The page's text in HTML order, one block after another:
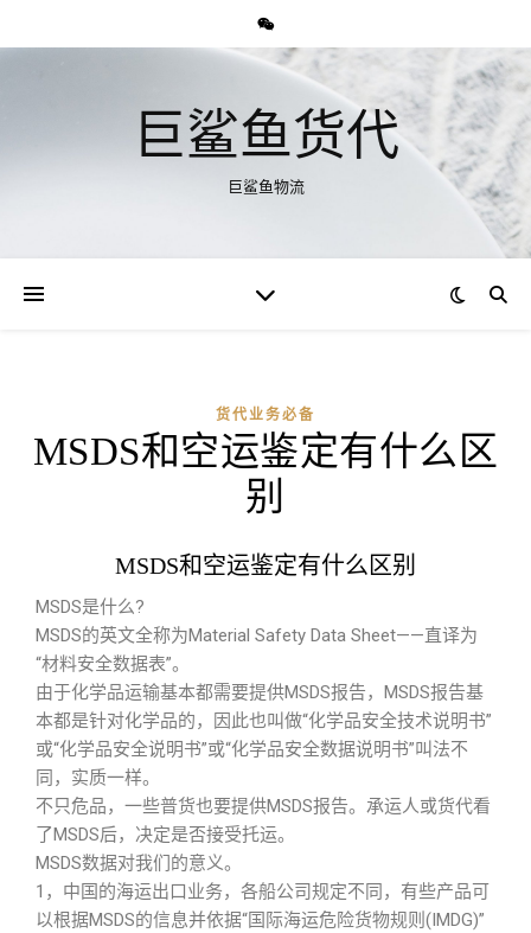
巨鲨鱼货代
巨鲨鱼物流
货代业务必备
MSDS和空运鉴定有什么区
别
MSDS和空运鉴定有什么区别
MSDS是什么?
MSDS的英文全称为Material Safety Data Sheet——直译为
“材料安全数据表”。
由于化学品运输基本都需要提供MSDS报告，MSDS报告基
本都是针对化学品的，因此也叫做“化学品安全技术说明书”
或“化学品安全说明书”或“化学品安全数据说明书”叫法不
同，实质一样。
不只危品，一些普货也要提供MSDS报告。承运人或货代看
了MSDS后，决定是否接受托运。
MSDS数据对我们的意义。
1，中国的海运出口业务，各船公司规定不同，有些产品可
以根据MSDS的信息并依据“国际海运危险货物规则(IMDG)”